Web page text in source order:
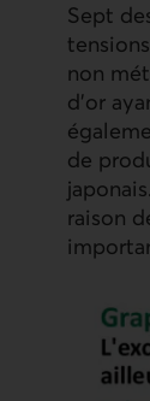
Sept
non
d’or
de
raison